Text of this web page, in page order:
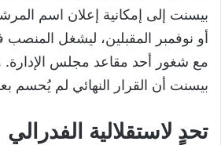
بيسنت إلى إمكانية إعلان اسم
مع شغور أحد مقاعد مجلس
بيسنت أن القرار النهائي لم يُحسم
تحدٍ لاستقلالية الفدرالي